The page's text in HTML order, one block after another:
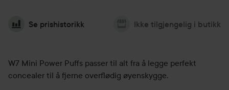
Se prishistorikk Ikke tilgjengelig i butikk
W7 Mini Power Puffs passer til alt fra å legge perfekt
concealer til å fjerne overflødig øyenskygge.